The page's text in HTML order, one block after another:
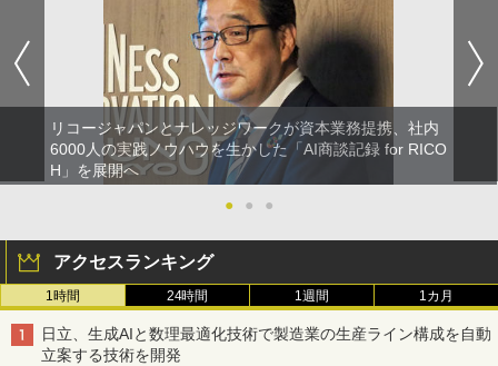
リコージャパンとナレッジワークが資本業務提携、社内
6000人の実践ノウハウを生かした「AI商談記録 for RICO
H」を展開へ
●
● ●
アクセスランキング
1時間 24時間 1週間 1カ月
日立、生成AIと数理最適化技術で製造業の生産ライン構成を自動
立案する技術を開発